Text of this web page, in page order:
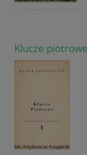
Klucze